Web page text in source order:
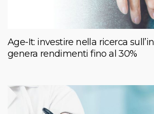
Age-It: investire nella ricerca
genera rendimenti fino al 30%